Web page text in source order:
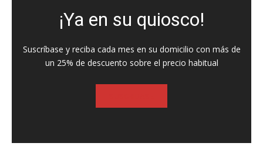
¡Ya en su quiosco!
Suscríbase y reciba cada mes en su domicilio con más de
un 25% de descuento sobre el precio habitual